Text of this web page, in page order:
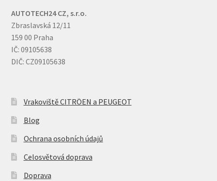
AUTOTECH24 CZ, s.r.o.
Zbraslavská 12/11
159 00 Praha
IČ: 09105638
DIČ: CZ09105638
Vrakoviště CITRÖEN a PEUGEOT
Blog
Ochrana osobních údajů
Celosvětová doprava
Doprava